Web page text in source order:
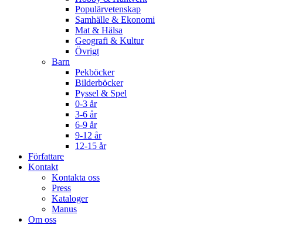
Populärvetenskap
Samhälle & Ekonomi
Mat & Hälsa
Geografi & Kultur
Övrigt
Barn
Pekböcker
Bilderböcker
Pyssel & Spel
0-3 år
3-6 år
6-9 år
9-12 år
12-15 år
Författare
Kontakt
Kontakta oss
Press
Kataloger
Manus
Om oss